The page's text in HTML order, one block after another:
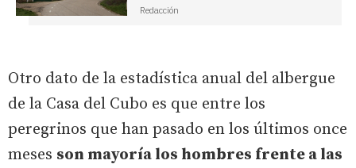
Redacción
Otro dato de la estadística anual del albergue
de la Casa del Cubo es que entre los
peregrinos que han pasado en los últimos once
meses son mayoría los hombres frente a las